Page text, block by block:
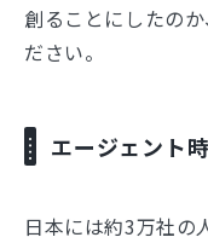
創ることにしたの
ださい。
エージェント
日本には約3万社の